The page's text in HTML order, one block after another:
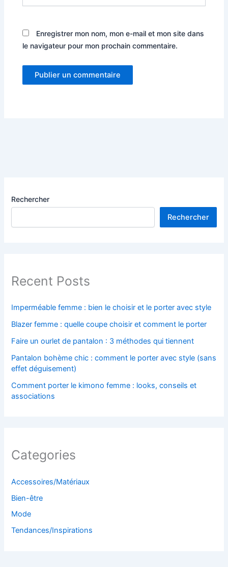
Enregistrer mon nom, mon e-mail et mon site dans
le navigateur pour mon prochain commentaire.
Rechercher
Rechercher
Recent Posts
Imperméable femme : bien le choisir et le porter avec style
Blazer femme : quelle coupe choisir et comment le porter
Faire un ourlet de pantalon : 3 méthodes qui tiennent
Pantalon bohème chic : comment le porter avec style (sans
effet déguisement)
Comment porter le kimono femme : looks, conseils et
associations
Categories
Accessoires/Matériaux
Bien-être
Mode
Tendances/Inspirations